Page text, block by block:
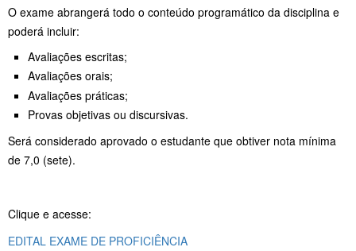
O exame abrangerá todo o conteúdo programático da disciplina e
poderá incluir:
Avaliações escritas;
Avaliações orais;
Avaliações práticas;
Provas objetivas ou discursivas.
Será considerado aprovado o estudante que obtiver nota mínima
de 7,0 (sete).
Clique e acesse:
EDITAL EXAME DE PROFICIÊNCIA